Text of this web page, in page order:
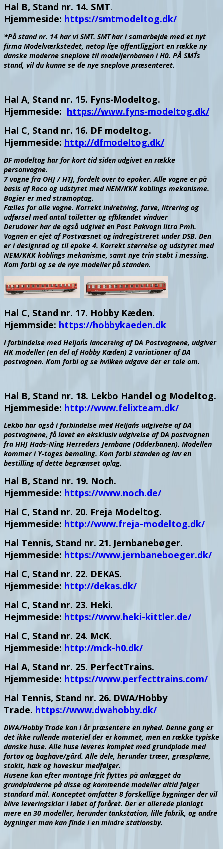
Hal B, Stand nr. 14. SMT.
Hjemmeside: https://smtmodeltog.dk/
*På stand nr. 14 har vi SMT. SMT har i samarbejde med et nyt
firma Modelværkstedet, netop lige offentliggjort en række ny
danske moderne sneplove til modeljernbanen i H0. PÅ SMT´s
stand, vil du kunne se de nye sneplove præsenteret.
Hal A, Stand nr. 15. Fyns-Modeltog.
Hjemmeside: https://www.fyns-modeltog.dk/
Hal C, Stand nr. 16. DF modeltog.
Hjemmeside: http://dfmodeltog.dk/
DF modeltog har for kort tid siden udgivet en række
personvogne.
7 vogne fra OHJ / HTJ, fordelt over to epoker. Alle vogne er på
basis af Roco og udstyret med NEM/KKK koblings mekanisme.
Bogier er med strømoptag.
Fælles for alle vogne. Korrekt indretning, farve, litrering og
udførsel med antal toiletter og afblændet vinduer
Derudover har de også udgivet en Post Pakvogn litra Pmh.
Vognen er ejet af Postvæsnet og indregistreret under DSB. Den
er i designrød og til epoke 4. Korrekt størrelse og udstyret med
NEM/KKK koblings mekanisme, samt nye trin støbt i messing.
Kom forbi og se de nye modeller på standen.
Hal C, Stand nr. 17. Hobby Kæden.
Hjemmside: https://hobbykaeden.dk
I forbindelse med Heljan´s lancereing af DA Postvognene, udgiver
HK modeller (en del af Hobby Kæden) 2 variationer af DA
postvognen. Kom forbi og se hvilken udgave der er tale om.
Hal B, Stand nr. 18. Lekbo Handel og Modeltog.
Hjemmeside: http://www.felixteam.dk/
Lekbo har også i forbindelse med Heljan´s udgivelse af DA
postvognene, få lavet en eksklusiv udgivelse af DA postvognen
fra HHJ Hads-Ning Herreders Jernbane (Odderbanen). Modellen
kommer i Y-toges bemaling. Kom forbi standen og lav en
bestilling af dette begrænset oplag.
Hal B, Stand nr. 19. Noch.
Hjemmeside: https://www.noch.de/
Hal C, Stand nr. 20. Freja Modeltog.
Hjemmeside: http://www.freja-modeltog.dk/
Hal Tennis, Stand nr. 21. Jernbanebøger.
Hjemmeside: https://www.jernbaneboeger.dk/
Hal C, Stand nr. 22. DEKAS.
Hjemmeside: http://dekas.dk/
Hal C, Stand nr. 23. Heki.
Hejmmeside: https://www.heki-kittler.de/
Hal C, Stand nr. 24. McK.
Hjemmeside: http://mck-h0.dk/
Hal A, Stand nr. 25. PerfectTrains.
Hjemmeside: https://www.perfecttrains.com/
Hal Tennis, Stand nr. 26. DWA/Hobby
Trade. https://www.dwahobby.dk/
DWA/Hobby Trade kan i år præsentere en nyhed. Denne gang er
det ikke rullende materiel der er kommet, men en række typiske
danske huse. Alle huse leveres komplet med grundplade med
fortov og baghave/gård. Alle dele, herunder træer, græsplæne,
stakit, hæk og haveskur medfølger.
Husene kan efter montage frit flyttes på anlægget da
grundpladerne på disse og kommende modeller altid følger
standard mål. Konceptet omfatter 8 forskellige bygninger der vil
blive leveringsklar i løbet af foråret. Der er allerede planlagt
mere en 30 modeller, herunder tankstation, lille fabrik, og andre
bygninger man kan finde i en mindre stationsby.